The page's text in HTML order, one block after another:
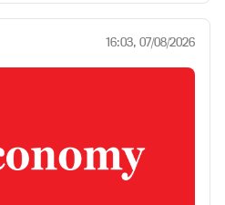
16:03, 07/08/2026